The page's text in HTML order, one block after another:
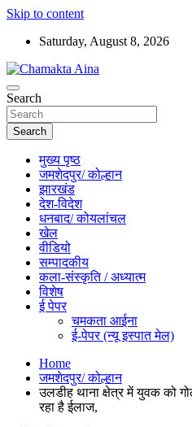
Skip to content
Saturday, August 8, 2026
Chamakta Aina
Hindi News Paper – Jharkhand
Search
Search
मुख्य पृष्ठ
जमशेदपुर/ कोल्हान
झारखंड
देश-विदेश
धनबाद/ कोयलांचल
खेल
वीडियो
सम्पादकीय
कला-संस्कृति / अध्यात्म
विशेष
ई पेपर
चमकता आईना
ई-पेपर (न्यू इस्पात मेल)
Home
जमशेदपुर/ कोल्हान
उलडीह थाना क्षेत्र में युवक को
रहा है ईलाज,